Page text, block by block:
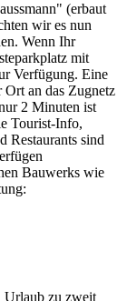
(erbaut
wir es nun
Wenn Ihr
mit
Verfügung. Eine
Ort an das Zugnetz
2 Minuten ist
Tourist-Info,
Restaurants sind
Bauwerks wie
Urlaub zu zweit